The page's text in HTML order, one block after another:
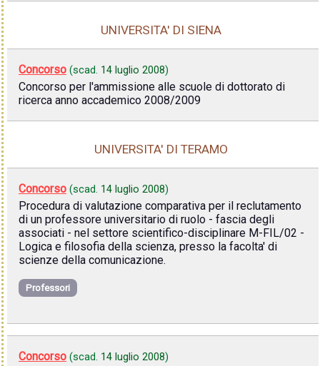
UNIVERSITA' DI SIENA
Concorso (scad. 14 luglio 2008)
Concorso per l'ammissione alle scuole di dottorato di
ricerca anno accademico 2008/2009
UNIVERSITA' DI TERAMO
Concorso (scad. 14 luglio 2008)
Procedura di valutazione comparativa per il reclutamento
di un professore universitario di ruolo - fascia degli
associati - nel settore scientifico-disciplinare M-FIL/02 -
Logica e filosofia della scienza, presso la facolta' di
scienze della comunicazione.
Professori
Concorso (scad. 14 luglio 2008)